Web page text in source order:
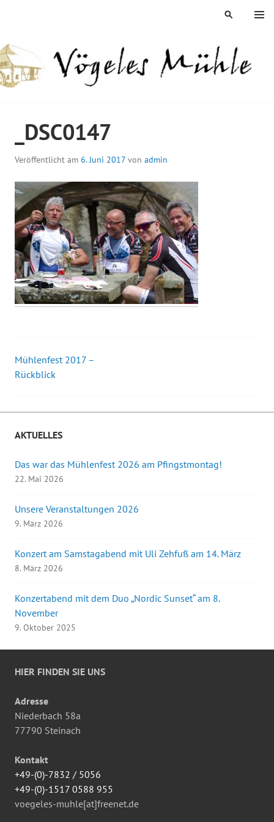
MENÜ
SUCHEN
_DSC0147
Veröffentlicht am 6. Juni 2017 von admin
Beitrags-
Mühlenfest 2017 –
Rückblick
AKTUELLES
Das war das Mühlenfest 2026 am Pfingstmontag!
22. Mai 2026
Unsere Veranstaltungen 2026
9. März 2026
Konzert am Samstagabend mit Uli Zehfuß am 14. März
8. März 2026
Konzertabend mit dem Duo „Nordic Sunset“ am 8.
November
9. Oktober 2025
HIER FINDEN SIE UNS
Adresse
Niederbach 58a
77790 Steinach
Kontakt
+49-(0)-7832 / 5056
+49-(0)-1517 0588 955
voegeles-muhle[at]freenet.de